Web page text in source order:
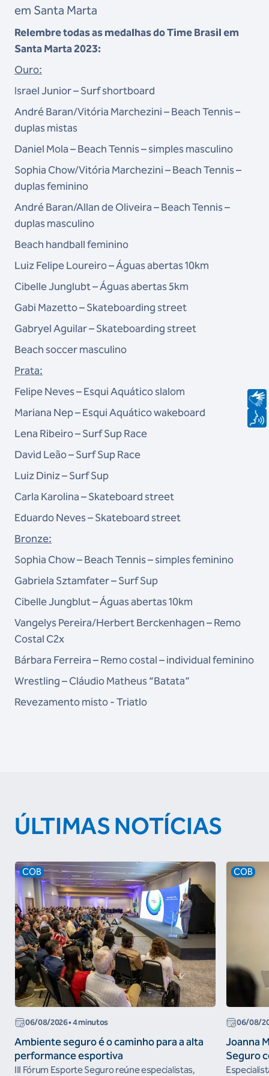
em Santa Marta
Relembre todas as medalhas do Time Brasil em
Santa Marta 2023:
Ouro:
Israel Junior – Surf shortboard
André Baran/Vitória Marchezini – Beach Tennis –
duplas mistas
Daniel Mola – Beach Tennis – simples masculino
Sophia Chow/Vitória Marchezini – Beach Tennis –
duplas feminino
André Baran/Allan de Oliveira – Beach Tennis –
duplas masculino
Beach handball feminino
Luiz Felipe Loureiro – Águas abertas 10km
Cibelle Junglubt – Águas abertas 5km
Gabi Mazetto – Skateboarding street
Gabryel Aguilar – Skateboarding street
Beach soccer masculino
Prata:
Felipe Neves – Esqui Aquático slalom
Mariana Nep – Esqui Aquático wakeboard
Lena Ribeiro – Surf Sup Race
David Leão – Surf Sup Race
Luiz Diniz – Surf Sup
Carla Karolina – Skateboard street
Eduardo Neves – Skateboard street
Bronze:
Sophia Chow – Beach Tennis – simples feminino
Gabriela Sztamfater – Surf Sup
Cibelle Jungblut – Águas abertas 10km
Vangelys Pereira/Herbert Berckenhagen – Remo
Costal C2x
Bárbara Ferreira – Remo costal – individual feminino
Wrestling – Cláudio Matheus “Batata”
Revezamento misto - Triatlo
ÚLTIMAS NOTÍCIAS
COB
06/08/2026• 4 minutos
Ambiente seguro é o caminho para a alta
performance esportiva
III Fórum Esporte Seguro reúne especialistas,
COB
06/08/
Joanna
Seguro